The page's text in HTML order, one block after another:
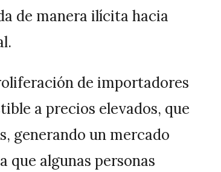
de manera ilícita hacia
de importadores
a precios elevados, que
generando un mercado
que algunas personas